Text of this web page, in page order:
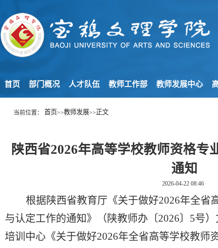
首页 部门概况 人才队伍 教师工作部 教师发展中心
当前位置： 首页>>教师发展>> 正文
陕西省2026年高等学校教师资格专
通知
2026-04-22 08:46
根据陕西省教育厅《关于做好2026年全省
与认定工作的通知》（陕教师办〔2026〕 5号
培训中心《关于做好2026年全省高等学校教师